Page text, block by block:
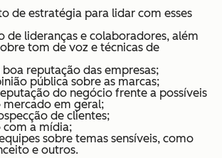
de estratégia para lidar com esses
de lideranças e colaboradores, além
tom de voz e técnicas de
reputação das empresas;
pública sobre as marcas;
do negócio frente a possíveis
mercado em geral;
de clientes;
com a mídia;
sobre temas sensíveis, como
e outros.